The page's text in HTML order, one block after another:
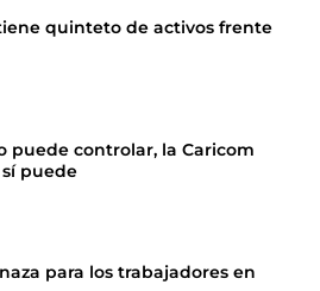
quinteto de activos frente
puede controlar, la Caricom
puede
para los trabajadores en